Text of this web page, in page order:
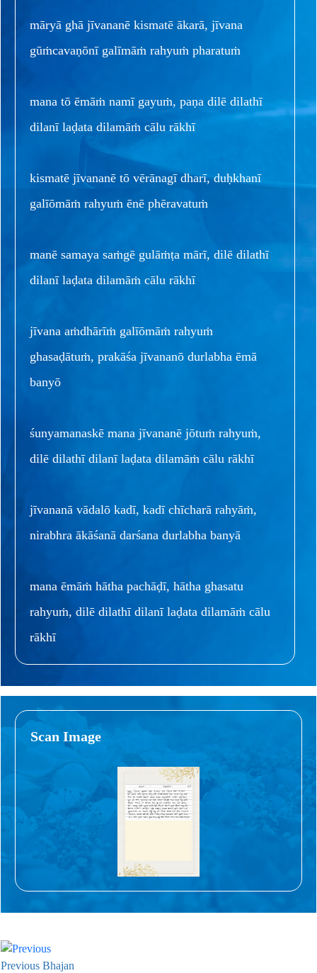
māryā ghā jīvananē kismatē ākarā, jīvana
gūṁcavaṇōnī galīmāṁ rahyuṁ pharatuṁ
mana tō ēmāṁ namī gayuṁ, paṇa dilē dilathī
dilanī laḍata dilamāṁ cālu rākhī
kismatē jīvananē tō vērānagī dharī, duḥkhanī
galīōmāṁ rahyuṁ ēnē phēravatuṁ
manē samaya saṁgē gulāṁṭa mārī, dilē dilathī
dilanī laḍata dilamāṁ cālu rākhī
jīvana aṁdhārīṁ galīōmāṁ rahyuṁ
ghasaḍātuṁ, prakāśa jīvananō durlabha ēmā
banyō
śunyamanaskē mana jīvananē jōtuṁ rahyuṁ,
dilē dilathī dilanī laḍata dilamāṁ cālu rākhī
jīvananā vādalō kadī, kadī chīcharā rahyāṁ,
nirabhra ākāśanā darśana durlabha banyā
mana ēmāṁ hātha pachāḍī, hātha ghasatu
rahyuṁ, dilē dilathī dilanī laḍata dilamāṁ cālu
rākhī
Scan Image
Previous Bhajan